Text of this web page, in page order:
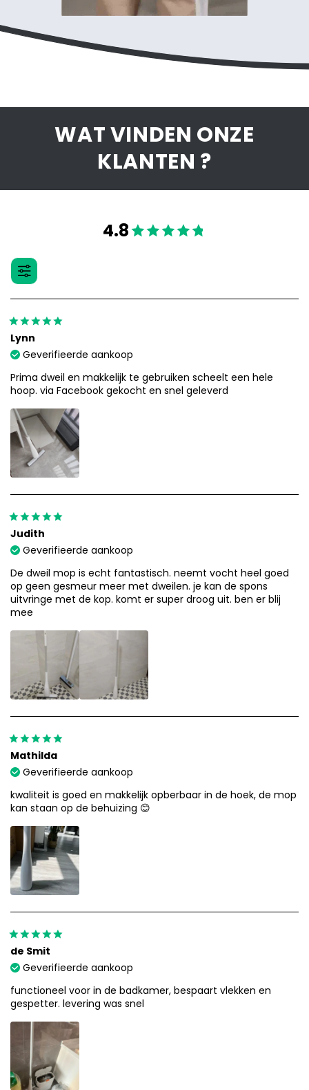
WAT VINDEN ONZE
KLANTEN ?
4.8
Lynn
Geverifieerde aankoop
Prima dweil en makkelijk te gebruiken scheelt een hele
hoop. via Facebook gekocht en snel geleverd
Judith
Geverifieerde aankoop
De dweil mop is echt fantastisch. neemt vocht heel goed
op geen gesmeur meer met dweilen. je kan de spons
uitvringe met de kop. komt er super droog uit. ben er blij
mee
Mathilda
Geverifieerde aankoop
kwaliteit is goed en makkelijk opberbaar in de hoek, de mop
kan staan op de behuizing 😊
de Smit
Geverifieerde aankoop
functioneel voor in de badkamer, bespaart vlekken en
gespetter. levering was snel